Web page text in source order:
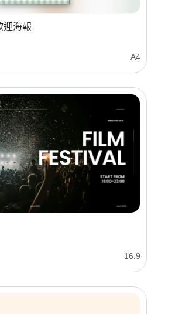
迎海報
A4
16:9